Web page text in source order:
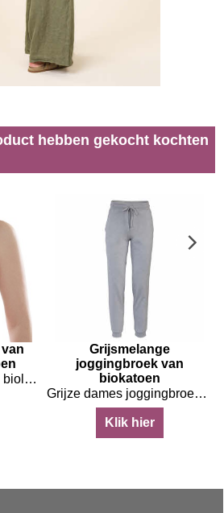
hebben gekocht kochten
Witte fairtrade BH van biologische katoen zonder beugel
Grijsmelange
joggingbroek van
biokatoen
Grijze dames joggingbroek van biologisch katoen
Klik hier